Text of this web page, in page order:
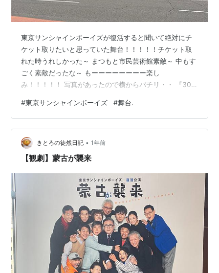
『東京サンシャインボーイズの「罠」』1994.9.15-
12.11（シアタートップス）、1994.12.15-19（札幌・
文化センター小ホール）、1994.12.27-12.31（大阪・
上本町近鉄小劇場）、1995.1.12(岡山・岡山市民文化
ホール）、1995.1.14-1.15（倉敷・倉敷芸文館）
『returns』2009.3.18-3.29（シアタートップス）
東京サンシャインボーイズが復活すると聞いて絶対にチ
ケット取りたいと思っていた舞台！！！！！チケット取
れた時うれしかった～ まつもと市民芸術館素敵～ 中もす
ごく素敵だったな～ もーーーーーーーー楽し
み！！！！！ 写真があったので横からパチリ・・ 『30
復活！時は鎌倉、対馬の漁村。昨日と変わらぬ穏やかな
一日。異国の襲来が目の前に迫っている事を、彼らはま
だ知らない。 三谷さんの舞台面白かった！！！なんでも
ない日の朝の日常、ただ一ついつもと違うのは蒙古が襲
来するという事件が起こる日であることって記事を見
#東京サンシャインボーイズ #舞台.
きとろの徒然日記 • 1年前
【観劇】蒙古が襲来